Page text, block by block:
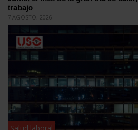
trabajo
7 AGOSTO, 2026